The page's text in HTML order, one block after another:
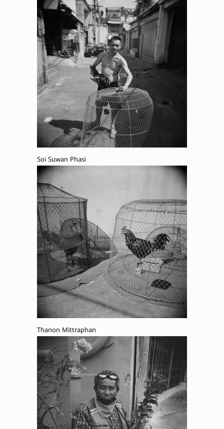
Soi Suwan Phasi
Thanon Mittraphan